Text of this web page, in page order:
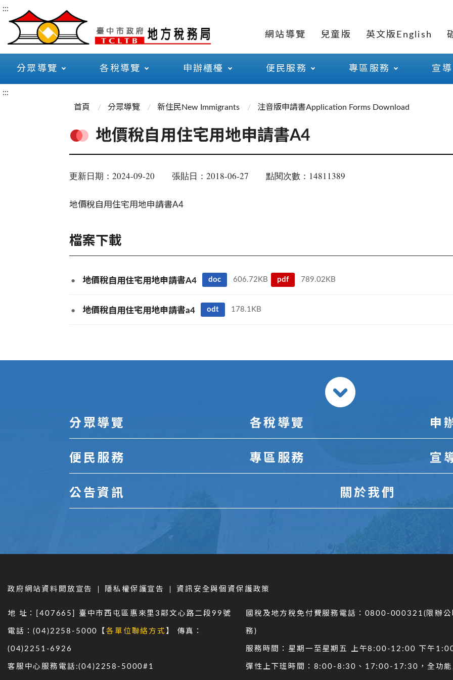
:::
網站導覽 兒童版 英文版English
分眾導覽 各稅導覽 申辦櫃檯 便民服務 專區服務 宣
:::
首頁
分眾導覽 新住民New Immigrants 注音版申請書Application Forms Download
地價稅自用住宅用地申請書A4
更新日期：2024-09-20 張貼日：2018-06-27 點閱次數：14811389
地價稅自用住宅用地申請書A4
檔案下載
地價稅自用住宅用地申請書A4 doc 606.72KB pdf 789.02KB
地價稅自用住宅用地申請書a4 odt 178.1KB
分眾導覽 各稅導覽 申
便民服務 專區服務 宣
公告資訊 關於我們
政府網站資料開放宣告 隱私權保護宣告 資訊安全與個資保護政策
地 址：[407665] 臺中市西屯區惠來里3鄰文心路二段99號
電話：(04)2258-5000【各單位聯絡方式 】 傳真：
(04)2251-6926
客服中心服務電話:(04)2258-5000#1
國稅及地方稅免付費服務電話：0800-000321(限辦公
務)
服務時間：星期一至星期五 上午8:00-12:00 下午
彈性上下班時間：8:00-8:30、17:00-17:30，全功能